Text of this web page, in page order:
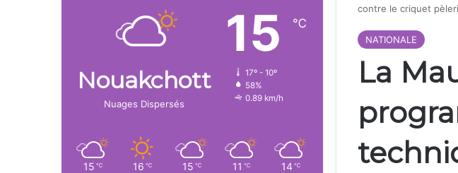
contre le criquet
NATIONALE
La
Nouakchott
Nuages Dispersés
15 ℃
17º - 10º
58%
0.89 km/h
15 ℃ 16 ℃ 15 ℃ 11 ℃ 14 ℃